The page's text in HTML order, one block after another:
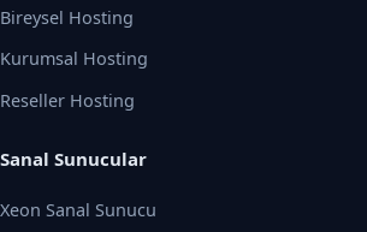
Bireysel Hosting
Kurumsal Hosting
Reseller Hosting
Sanal Sunucular
Xeon Sanal Sunucu